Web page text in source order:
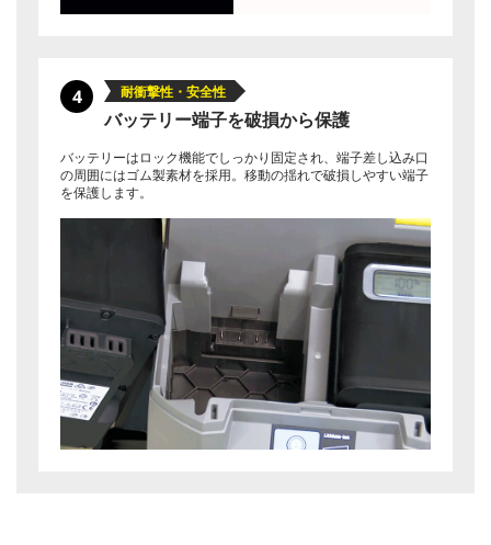
4 耐衝撃性・安全性
バッテリー端子を破損から保護
バッテリーはロック機能でしっかり固定され、端子差し込み口
の周囲にはゴム製素材を採用。移動の揺れで破損しやすい端子
を保護します。